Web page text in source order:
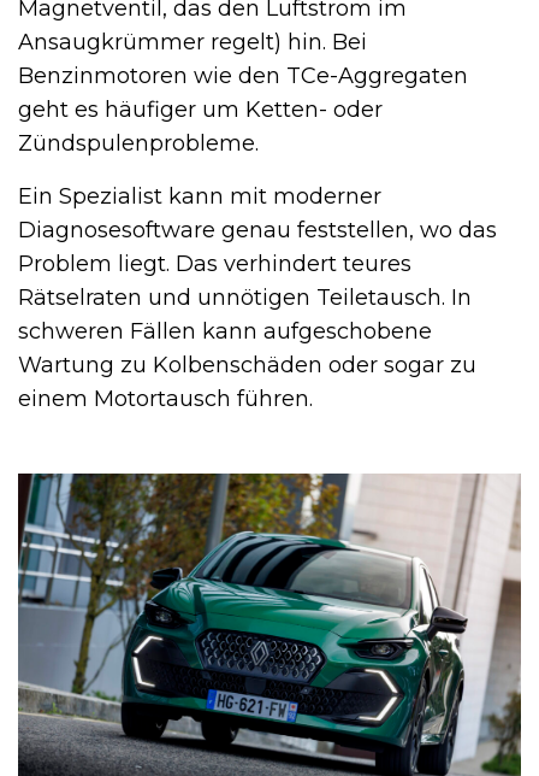
Magnetventil, das den Luftstrom im
Ansaugkrümmer regelt) hin. Bei
Benzinmotoren wie den TCe-Aggregaten
geht es häufiger um Ketten- oder
Zündspulenprobleme.
Ein Spezialist kann mit moderner
Diagnosesoftware genau feststellen, wo das
Problem liegt. Das verhindert teures
Rätselraten und unnötigen Teiletausch. In
schweren Fällen kann aufgeschobene
Wartung zu Kolbenschäden oder sogar zu
einem Motortausch führen.